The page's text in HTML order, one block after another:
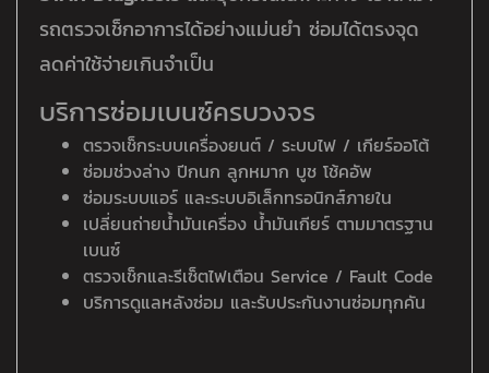
รถตรวจเช็กอาการได้อย่างแม่นยำ ซ่อมได้ตรงจุด
ลดค่าใช้จ่ายเกินจำเป็น
บริการซ่อมเบนซ์ครบวงจร
ตรวจเช็กระบบเครื่องยนต์ / ระบบไฟ / เกียร์ออโต้
ซ่อมช่วงล่าง ปีกนก ลูกหมาก บูช โช้คอัพ
ซ่อมระบบแอร์ และระบบอิเล็กทรอนิกส์ภายใน
เปลี่ยนถ่ายน้ำมันเครื่อง น้ำมันเกียร์ ตามมาตรฐาน
เบนซ์
ตรวจเช็กและรีเซ็ตไฟเตือน Service / Fault Code
บริการดูแลหลังซ่อม และรับประกันงานซ่อมทุกคัน